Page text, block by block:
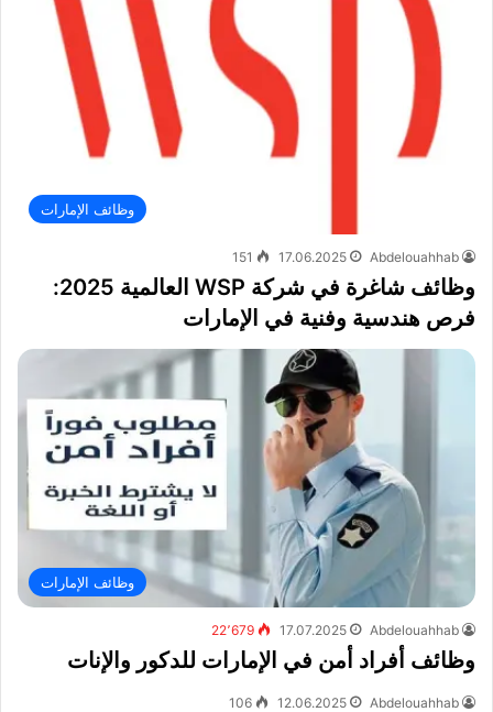
وظائف الإمارات
Abdelouahhab
17.06.2025
151
وظائف شاغرة في شركة WSP العالمية 2025:
فرص هندسية وفنية في الإمارات
وظائف الإمارات
Abdelouahhab
17.07.2025 22٬679
وظائف أفراد أمن في الإمارات للدكور والإنات
Abdelouahhab
12.06.2025
106